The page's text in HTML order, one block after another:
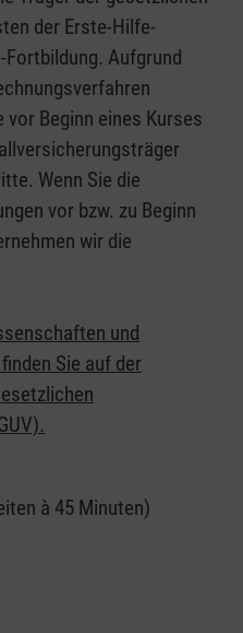
der Erste-Hilfe-
Aufgrund
Beginn eines Kurses
Wenn Sie die
vor bzw. zu Beginn
wir die
und
Sie auf der
à 45 Minuten)